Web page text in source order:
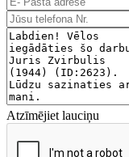
Atzīmējiet lauciņu